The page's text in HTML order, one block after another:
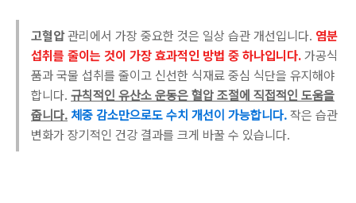
고혈압관리에서 가장 중요한 것은 일상 습관 개선입니다. 염분
섭취를 줄이는 것이 가장 효과적인 방법 중 하나입니다. 가공식
품과 국물 섭취를 줄이고 신선한 식재료 중심 식단을 유지해야
합니다. 규칙적인 유산소 운동은 혈압 조절에 직접적인 도움을
줍니다. 체중 감소만으로도 수치 개선이 가능합니다. 작은 습관
변화가 장기적인 건강 결과를 크게 바꿀 수 있습니다.